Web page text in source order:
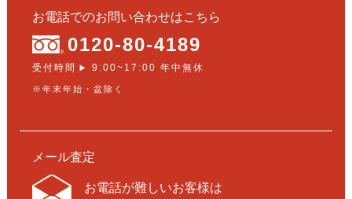
お電話でのお問い合わせはこちら
0120-80-4189
受付時間 ▶ 9:00~17:00 年中無休
※年末年始・盆除く
メール査定
お電話が難しいお客様は